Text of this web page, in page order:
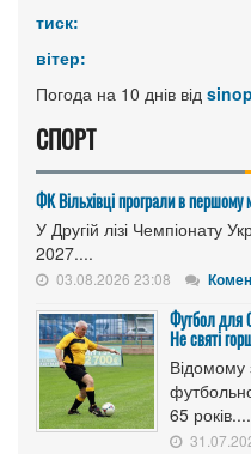
тиск:
вітер:
Погода на 10 днів від
СПОРТ
ФК Вільхівці програли в першому
У Другій лізі Чемпіонату
2027....
03.08.2026 23:08
Футбол для
Не святі
Відомому
65 років....